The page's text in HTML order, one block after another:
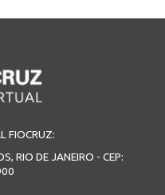
FIOCRUZ:
RIO DE JANEIRO - CEP: